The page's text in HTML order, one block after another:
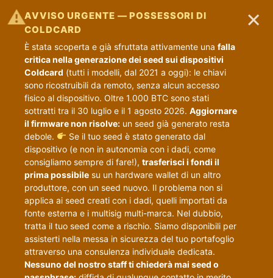
⚠AVVISO URGENTE — POSSESSORI DI
COLDCARD
È stata scoperta e già sfruttata attivamente una falla
critica nella generazione dei seed sui dispositivi
Coldcard (tutti i modelli, dal 2021 a oggi): le chiavi
sono ricostruibili da remoto, senza alcun accesso
fisico al dispositivo. Oltre 1.000 BTC sono stati
sottratti tra il 30 luglio e il 1 agosto 2026. Aggiornare
il firmware non risolve: un seed già generato resta
debole.
Se il tuo seed è stato generato dal
dispositivo (e non in autonomia con i dadi, come
consigliamo sempre di fare!), trasferisci i fondi il
prima possibile su un hardware wallet di un altro
produttore, con un seed nuovo. Il problema non si
applica ai seed creati con i dadi, quelli importati da
fonte esterna e i multisig multi-marca. Nel dubbio,
tratta il tuo seed come a rischio. Siamo disponibili per
assisterti nella messa in sicurezza del tuo portafoglio
attraverso una consulenza individuale dedicata.
Nessuno del nostro staff ti chiederà mai seed o
×